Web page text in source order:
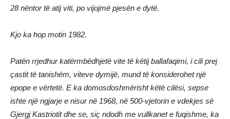
28 nëntor të atij viti, po vijojmë pjesën e dytë.
Kjo ka hop motin 1982.
Patën rrjedhur katërmbëdhjetë vite të këtij ballafaqimi, i cili prej
çastit të tanishëm, viteve dymijë, mund të konsiderohet një
epope e vërtetë. E ka domosdoshmërisht këtë cilësi, sepse
ishte një ngjarje e nisur në 1968, në 500-vjetorin e vdekjes së
Gjergj Kastriotit dhe se, siç ndodh me vullkanet e fuqishme, ka